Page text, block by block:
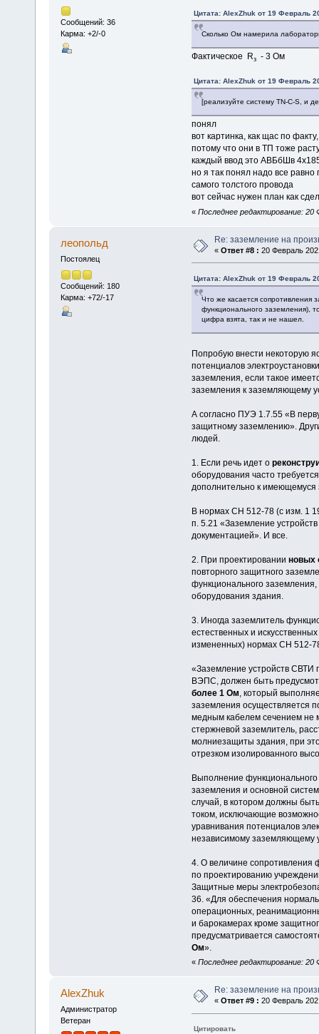
Сообщений: 36
Карма: +2/-0
Цитата: AlexZhuk от 19 Февраль
Сколько Ом намерила
Фактическое Rз- 3 Ом
Цитата: AlexZhuk от 19 Февраль
[реализуйте систему TN-C-S, и
понял
вот картинка, как щас по
потому что они в ТП тоже
каждый ввод это АВБбШв
но я так понял надо все
самого толстого провода
вот сейчас нужен план как
« Последнее редактирование: 20
леопольд
Постоялец
Сообщений: 180
Карма: +72/-17
Re: заземление на
« Ответ #8 : 20 Февраль
Цитата: AlexZhuk от 19 Февраль
Что же касается сопротивления
функционального заземления),
цифра взята, так и не нашел.
Попробую внести некоторую
потенциалов
заземления, если такое
заземления к заземляющему
А согласно ПУЭ 1.7.55 «В
защитному заземлению».
людей.
1. Если речь идет о
оборудования часто
дополнительно к имеющемуся
В нормах СН 512-78 (с изм. 1
п. 5.21 «Заземление
документацией». И все.
2. При проектировании новых
повторного защитного
функционального
оборудования здания.
3. Иногда заземлитель
естественных и
измененных) нормах СН 512-
«Заземление устройств СВТИ
ВЭПС, должен быть
более 1 Ом , который
заземления осуществляется
медным кабелем сечением не
стержневой заземлитель,
молниезащиты здания, при
отрезком изолированного
Выполнение
заземления и основной
случай, в котором должны
током, исключающие
уравнивания потенциалов
независимому заземляющему
4. О величине сопротивления
по проектированию
Защитные меры
36. «Для обеспечения
операционных,
и барокамерах кроме
предусматривается
Ом».
« Последнее редактирование: 20
AlexZhuk
Администратор
Ветеран
Re: заземление на
« Ответ #9 : 20 Февраль
Цитировать